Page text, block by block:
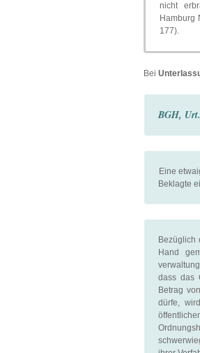
nicht
Hamburg
177).
Bei
BGH,
Eine
Beklagte
Bezüglich
Hand
dass das
Betrag
dürfe,